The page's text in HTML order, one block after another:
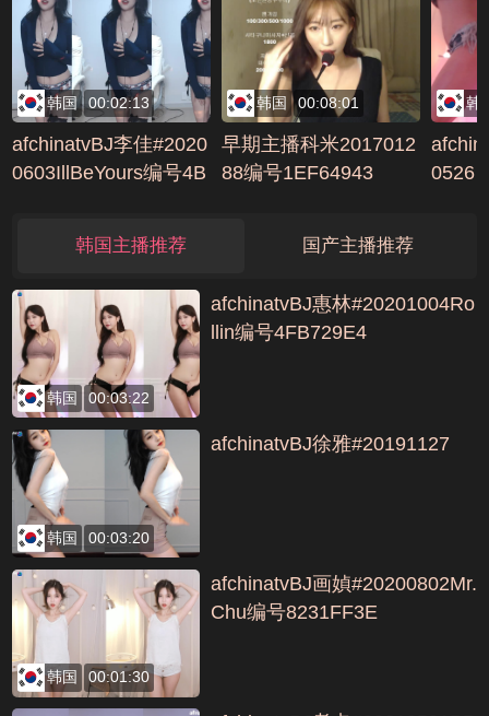
韩国 00:02:13
afchinatvBJ李佳#2020
0603IllBeYours编号4B
韩国 00:08:01
早期主播科米2017012
88编号1EF64943
韩
0526
韩国主播推荐 国产主播推荐
韩国 00:03:22
afchinatvBJ惠林#20201004Ro
llin编号4FB729E4
韩国 00:03:20
afchinatvBJ徐雅#20191127
韩国 00:01:30
afchinatvBJ画媜#20200802Mr.
Chu编号8231FF3E